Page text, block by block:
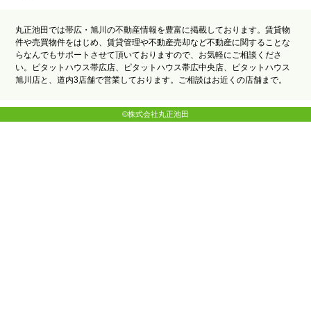
丸正池田では帯広・旭川の不動産情報を豊富に掲載しております。賃貸物
件や売買物件をはじめ、賃貸管理や不動産売却など不動産に関することな
らなんでもサポートさせて頂いておりますので、お気軽にご相談くださ
い。ピタットハウス帯広店、ピタットハウス帯広中央店、ピタットハウス
旭川店と、道内3店舗で営業しております。ご相談はお近くの店舗まで。
©株式会社丸正池田